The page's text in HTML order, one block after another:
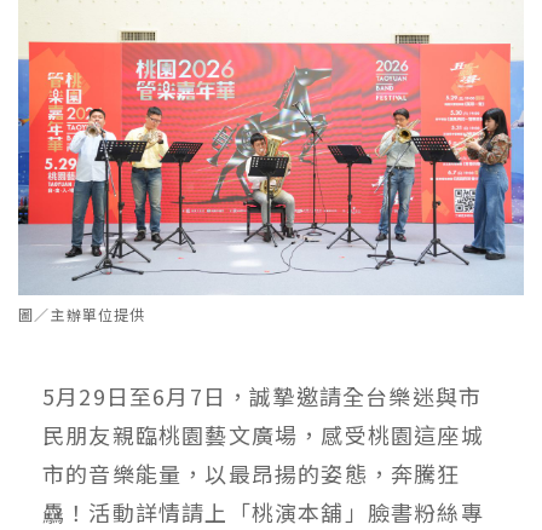
圖／主辦單位提供
5月29日至6月7日，誠摯邀請全台樂迷與市
民朋友親臨桃園藝文廣場，感受桃園這座城
市的音樂能量，以最昂揚的姿態，奔騰狂
驫！活動詳情請上「桃演本舖」臉書粉絲專